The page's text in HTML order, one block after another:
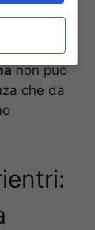
di
non può
che da